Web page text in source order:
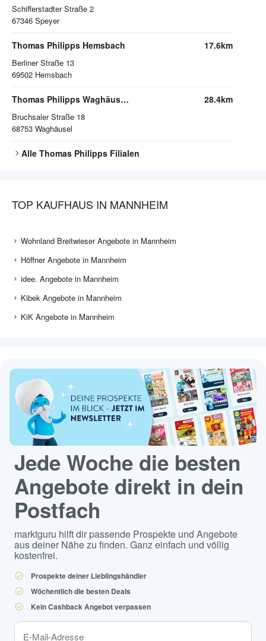
Schifferstadter Straße 2
67346 Speyer
Thomas Philipps Hemsbach
Berliner Straße 13
69502 Hemsbach
17.6km
Thomas Philipps Waghäusel/Kirrlach
Bruchsaler Straße 18
68753 Waghäusel
28.4km
Alle Thomas Philipps Filialen
TOP KAUFHAUS IN MANNHEIM
Wohnland Breitwieser Angebote in Mannheim
Höffner Angebote in Mannheim
idee. Angebote in Mannheim
Kibek Angebote in Mannheim
KiK Angebote in Mannheim
Jede Woche die besten
Angebote direkt in dein
Postfach
marktguru hilft dir passende Prospekte und Angebote
aus deiner Nähe zu finden. Ganz einfach und völlig
kostenfrei.
Prospekte deiner Lieblingshändler
Wöchentlich die besten Deals
Kein Cashback Angebot verpassen